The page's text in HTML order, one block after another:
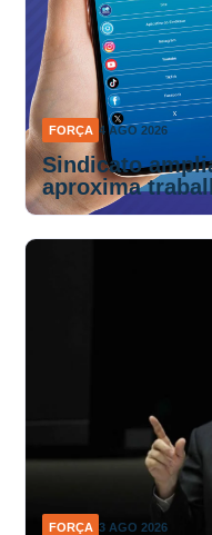
FORÇA 4 AGO 2026
Sindicato
aproxima
FORÇA 3 AGO 2026